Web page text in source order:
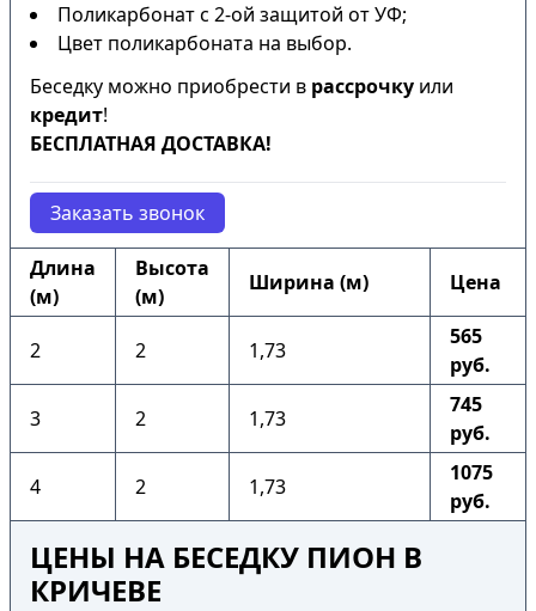
Поликарбонат с 2-ой защитой от УФ;
Цвет поликарбоната на выбор.
Беседку можно приобрести в рассрочку или
кредит!
БЕСПЛАТНАЯ ДОСТАВКА!
Заказать звонок
Длина
(м)
Высота
(м)
Ширина (м) Цена
2 2 1,73
565
руб.
3 2 1,73
745
руб.
4 2 1,73
1075
руб.
ЦЕНЫ НА БЕСЕДКУ ПИОН В
КРИЧЕВЕ